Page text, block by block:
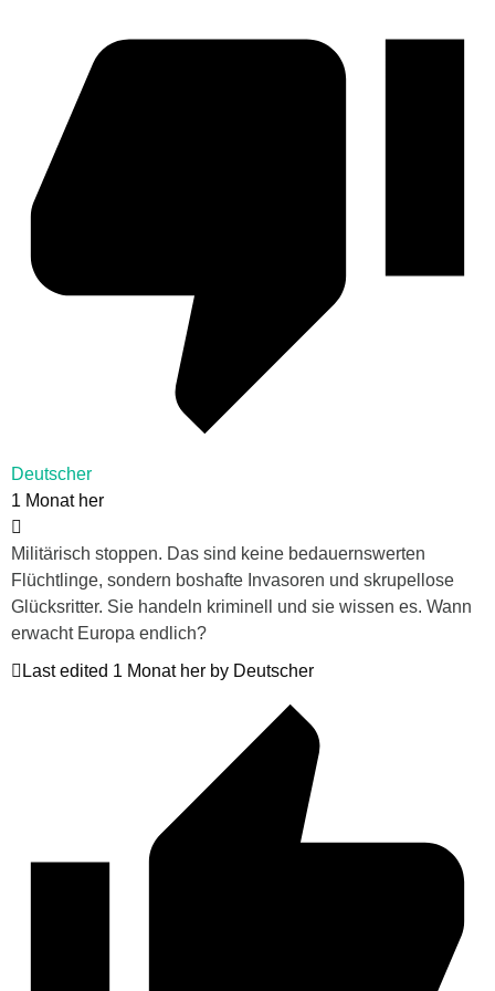
Deutscher
1 Monat her
Militärisch stoppen. Das sind keine bedauernswerten
Flüchtlinge, sondern boshafte Invasoren und skrupellose
Glücksritter. Sie handeln kriminell und sie wissen es. Wann
erwacht Europa endlich?
Last edited 1 Monat her by Deutscher